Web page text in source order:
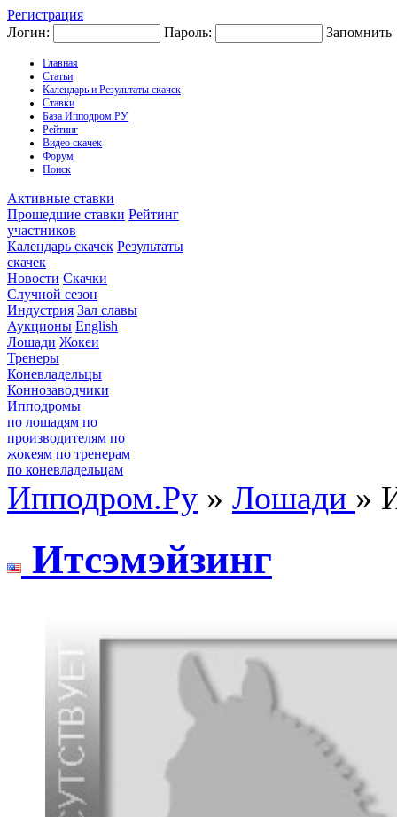
Регистрация
Логин:
Пароль: Запомнить
Главная
Статьи
Календарь и Результаты скачек
Ставки
База Ипподром.РУ
Рейтинг
Видео скачек
Форум
Поиск
Активные ставки
Прошедшие ставки Рейтинг
участников
Календарь скачек Результаты
скачек
Новости Скачки
Случной сезон
Индустрия Зал славы
Аукционы English
Лошади Жокеи
Тренеры
Коневладельцы
Коннозаводчики
Ипподромы
по лошадям по
производителям по
жокеям по тренерам
по коневладельцам
Ипподром.Ру » Лошади »
Итcэмэйзинг